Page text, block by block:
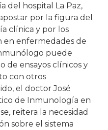
del hospital La Paz,
por la figura del
clínica y por los
en enfermedades de
puede
de ensayos clínicos y
con otros
el doctor José
de Inmunología en
reitera la necesidad
sobre el sistema